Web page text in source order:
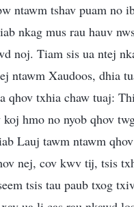
ntawm tshav puam no
nkag mus rau hauv
noj. Tiam sis ua ntej
ntawm Xaudoos, dhia
qhov txhia chaw tuaj:
koj hmo no nyob qhov
Lauj tawm ntawm
nej, cov kwv tij, tsis
tsis tau paub txog